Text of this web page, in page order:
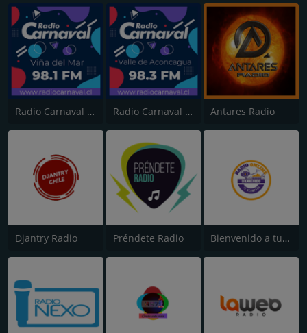
Radio Carnaval Viña del Mar Radio Carnaval San Felipe Antares Radio
Djantry Radio Préndete Radio Bienvenido a tu Radio